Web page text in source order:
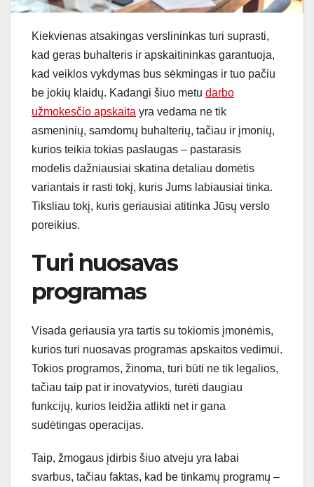
Kiekvienas atsakingas verslininkas turi suprasti,
kad geras buhalteris ir apskaitininkas garantuoja,
kad veiklos vykdymas bus sėkmingas ir tuo pačiu
be jokių klaidų. Kadangi šiuo metu darbo
užmokesčio apskaita yra vedama ne tik
asmeninių, samdomų buhalterių, tačiau ir įmonių,
kurios teikia tokias paslaugas – pastarasis
modelis dažniausiai skatina detaliau domėtis
variantais ir rasti tokį, kuris Jums labiausiai tinka.
Tiksliau tokį, kuris geriausiai atitinka Jūsų verslo
poreikius.
Turi nuosavas
programas
Visada geriausia yra tartis su tokiomis įmonėmis,
kurios turi nuosavas programas apskaitos vedimui.
Tokios programos, žinoma, turi būti ne tik legalios,
tačiau taip pat ir inovatyvios, turėti daugiau
funkcijų, kurios leidžia atlikti net ir gana
sudėtingas operacijas.
Taip, žmogaus įdirbis šiuo atveju yra labai
svarbus, tačiau faktas, kad be tinkamų programų –